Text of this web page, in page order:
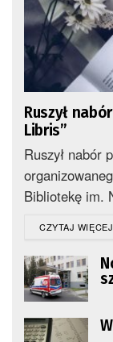
Ruszył
Libris”
Ruszył nabór
Bibliotekę im.
CZYTAJ WIĘCEJ